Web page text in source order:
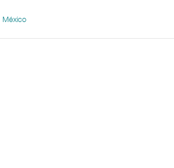
México